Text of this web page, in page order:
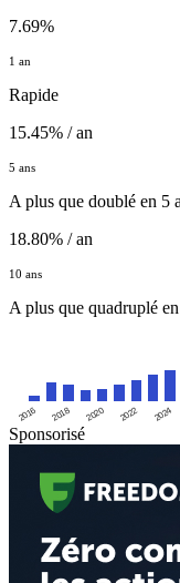
7.69%
1 an
Rapide
15.45% / an
5 ans
A plus que doublé en 5
18.80% / an
10 ans
A plus que quadruplé
2016 2018 2020 2022 2024
Sponsorisé